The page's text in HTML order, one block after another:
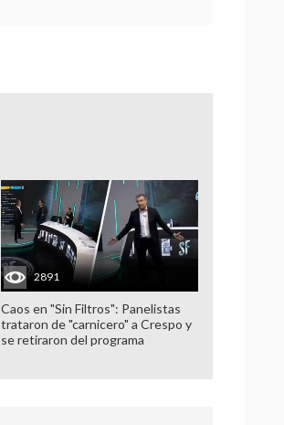
2891
Caos en "Sin Filtros": Panelistas
trataron de "carnicero" a Crespo y
se retiraron del programa